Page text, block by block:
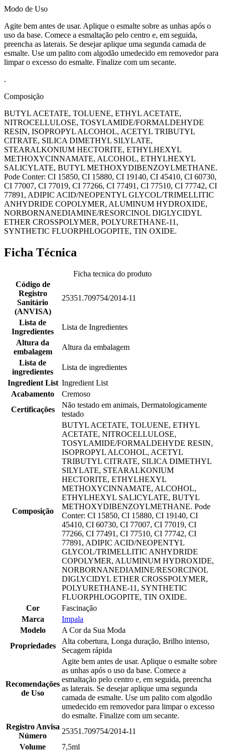
Modo de Uso
Agite bem antes de usar. Aplique o esmalte sobre as unhas após o
uso da base. Comece a esmaltação pelo centro e, em seguida,
preencha as laterais. Se desejar aplique uma segunda camada de
esmalte. Use um palito com algodão umedecido em removedor para
limpar o excesso do esmalte. Finalize com um secante.
.
Composição
BUTYL ACETATE, TOLUENE, ETHYL ACETATE,
NITROCELLULOSE, TOSYLAMIDE/FORMALDEHYDE
RESIN, ISOPROPYL ALCOHOL, ACETYL TRIBUTYL
CITRATE, SILICA DIMETHYL SILYLATE,
STEARALKONIUM HECTORITE, ETHYLHEXYL
METHOXYCINNAMATE, ALCOHOL, ETHYLHEXYL
SALICYLATE, BUTYL METHOXYDIBENZOYLMETHANE.
Pode Conter: CI 15850, CI 15880, CI 19140, CI 45410, CI 60730,
CI 77007, CI 77019, CI 77266, CI 77491, CI 77510, CI 77742, CI
77891, ADIPIC ACID/NEOPENTYL GLYCOL/TRIMELLITIC
ANHYDRIDE COPOLYMER, ALUMINUM HYDROXIDE,
NORBORNANEDIAMINE/RESORCINOL DIGLYCIDYL
ETHER CROSSPOLYMER, POLYURETHANE-11,
SYNTHETIC FLUORPHLOGOPITE, TIN OXIDE.
Ficha Técnica
Ficha tecnica do produto
Código de
Registro
Sanitário
(ANVISA)
25351.709754/2014-11
Lista de
Ingredientes
Lista de Ingredientes
Altura da
embalagem
Altura da embalagem
Lista de
ingredientes
Lista de ingredientes
Ingredient List Ingredient List
Acabamento
Cremoso
Certificações
Não testado em animais, Dermatologicamente
testado
Composição
BUTYL ACETATE, TOLUENE, ETHYL
ACETATE, NITROCELLULOSE,
TOSYLAMIDE/FORMALDEHYDE RESIN,
ISOPROPYL ALCOHOL, ACETYL
TRIBUTYL CITRATE, SILICA DIMETHYL
SILYLATE, STEARALKONIUM
HECTORITE, ETHYLHEXYL
METHOXYCINNAMATE, ALCOHOL,
ETHYLHEXYL SALICYLATE, BUTYL
METHOXYDIBENZOYLMETHANE. Pode
Conter: CI 15850, CI 15880, CI 19140, CI
45410, CI 60730, CI 77007, CI 77019, CI
77266, CI 77491, CI 77510, CI 77742, CI
77891, ADIPIC ACID/NEOPENTYL
GLYCOL/TRIMELLITIC ANHYDRIDE
COPOLYMER, ALUMINUM HYDROXIDE,
NORBORNANEDIAMINE/RESORCINOL
DIGLYCIDYL ETHER CROSSPOLYMER,
POLYURETHANE-11, SYNTHETIC
FLUORPHLOGOPITE, TIN OXIDE.
Cor
Fascinação
Marca
Impala
Modelo
A Cor da Sua Moda
Propriedades
Alta cobertura, Longa duração, Brilho intenso,
Secagem rápida
Recomendações
de Uso
Agite bem antes de usar. Aplique o esmalte sobre
as unhas após o uso da base. Comece a
esmaltação pelo centro e, em seguida, preencha
as laterais. Se desejar aplique uma segunda
camada de esmalte. Use um palito com algodão
umedecido em removedor para limpar o excesso
do esmalte. Finalize com um secante.
Registro Anvisa
Número
25351.709754/2014-11
Volume
7,5ml